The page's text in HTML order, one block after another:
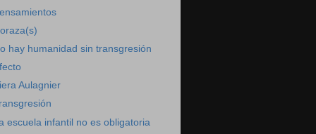
hay humanidad sin transgresión
Aulagnier
escuela infantil no es obligatoria